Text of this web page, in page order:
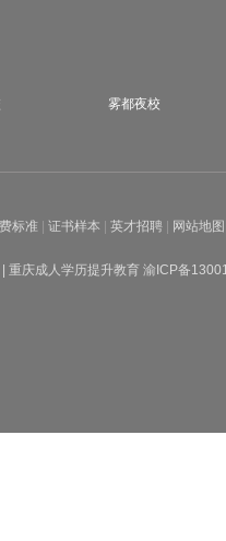
雾都夜校
标准 证书样本 英才招聘 网站地图
重庆成人学历提升教育 渝ICP备